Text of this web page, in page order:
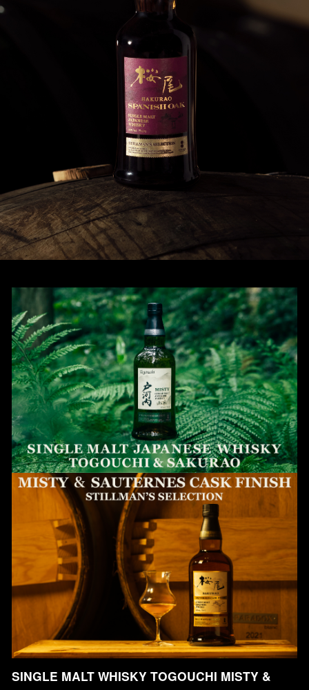
SINGLE MALT WHISKY TOGOUCHI MISTY &